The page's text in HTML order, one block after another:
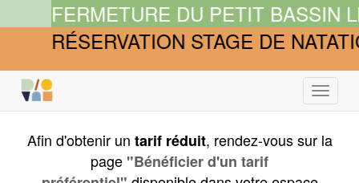
FERMETURE DU PETIT BASSIN
RÉSERVATION STAGE DE
la
Afin d'obtenir un tarif réduit, rendez-vous sur la
page "Bénéficier d'un tarif